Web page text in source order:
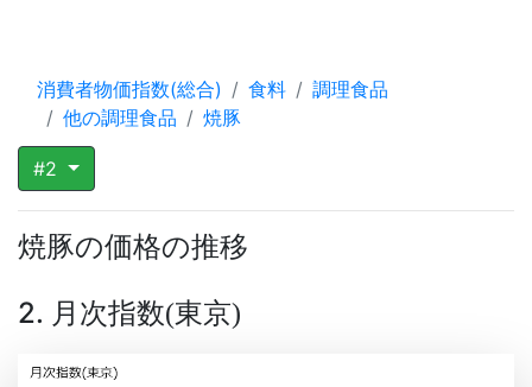
消費者物価指数(総合) 食料
調理食品
他の調理食品
焼豚
#2
焼豚の価格の推移
2. 月次指数(東京)